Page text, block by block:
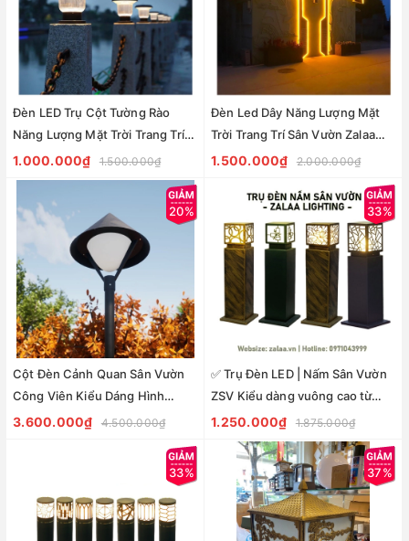
Đèn LED Trụ Cột Tường Rào
Năng Lượng Mặt Trời Trang Trí
Sân Vườn Zalaa ZG-ZTD2204
1.000.000₫ 1.500.000₫
Đèn Led Dây Năng Lượng Mặt
Trời Trang Trí Sân Vườn Zalaa
Mã Sản Phẩm ZG-CPD1002
1.500.000₫ 2.000.000₫
20%
Cột Đèn Cảnh Quan Sân Vườn
Công Viên Kiểu Dáng Hình
Chiếc Nón Lá Việt Nam Mã SP
3.600.000₫ 4.500.000₫
33%
✅ Trụ Đèn LED | Nấm Sân Vườn
ZSV Kiểu dàng vuông cao từ
30cm đến 1m
1.250.000₫ 1.875.000₫
33% 37%